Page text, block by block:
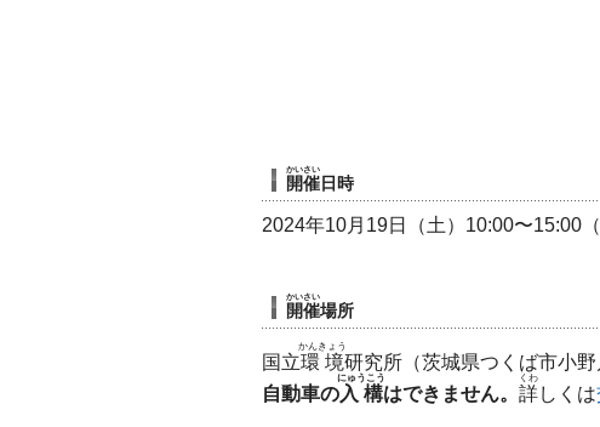
開催
かいさい
日時
2024年10月19日（土）10:00〜15:00
開催
かいさい
場所
国立環境
かんきょう
研究所（茨城県つくば市小野
自動車の入構
にゅうこう
はできません。 詳
くわ
しくは